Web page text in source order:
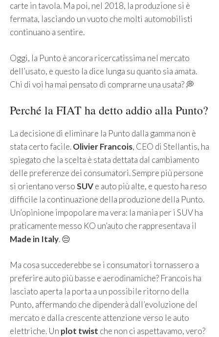
carte in tavola. Ma poi, nel 2018, la produzione si è
fermata, lasciando un vuoto che molti automobilisti
continuano a sentire.
Oggi, la Punto è ancora ricercatissima nel mercato
dell’usato, e questo la dice lunga su quanto sia amata.
Chi di voi ha mai pensato di comprarne una usata? 💭
Perché la FIAT ha detto addio alla Punto?
La decisione di eliminare la Punto dalla gamma non è
stata certo facile.Olivier Francois, CEO di Stellantis, ha
spiegato che la scelta è stata dettata dal cambiamento
delle preferenze dei consumatori. Sempre più persone
si orientano versoSUVe auto più alte, e questo ha reso
difficile la continuazione della produzione della Punto.
Un’opinione impopolare ma vera: la mania per i SUV ha
praticamente messo KO un’auto che rappresentava il
Made in Italy. 😔
Ma cosa succederebbe se i consumatori tornassero a
preferire auto più basse e aerodinamiche? Francois ha
lasciato aperta la porta a un possibile ritorno della
Punto, affermando che dipenderà dall’evoluzione del
mercato e dalla crescente attenzione verso le auto
elettriche. Un plot twist che non ci aspettavamo, vero?